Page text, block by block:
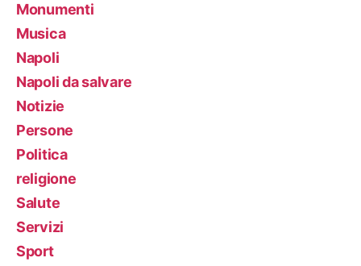
Monumenti
Musica
Napoli
Napoli da salvare
Notizie
Persone
Politica
religione
Salute
Servizi
Sport